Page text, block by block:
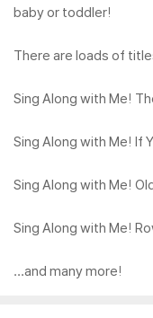
baby or toddler!
There are loads of
Sing Along with Me!
Sing Along with Me! If
Sing Along with Me!
Sing Along with Me!
…and many more!